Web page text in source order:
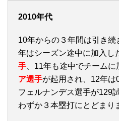
2010年代
10年からの３年間は引き
年はシーズン途中に加入し
手 、11年も途中でチームに
ア選手が起用され、12年は
フェルナンデス選手が129
わずか３本塁打にとどまり